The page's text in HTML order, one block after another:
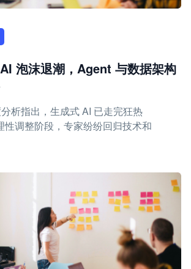
泡沫退潮，Agent 与数据架构
析指出，生成式 AI 已走完狂热
性调整阶段，专家纷纷回归技术和